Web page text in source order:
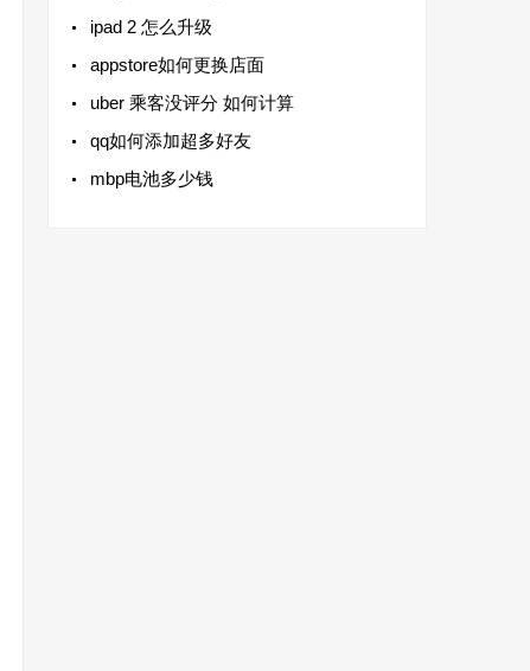
ipad 2 怎么升级
appstore如何更换店面
uber 乘客没评分 如何计算
qq如何添加超多好友
mbp电池多少钱